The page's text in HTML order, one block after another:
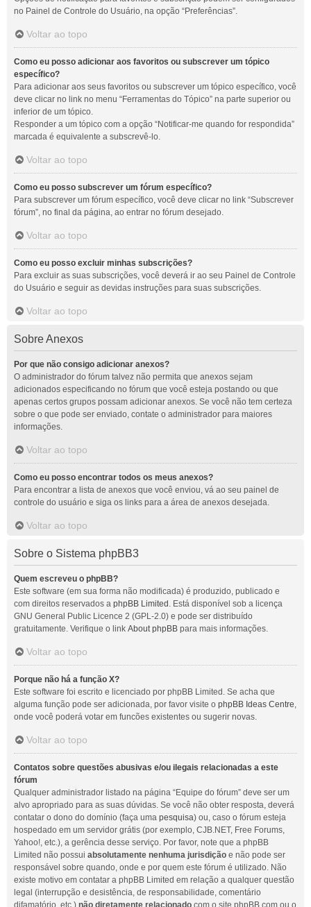
no Painel de Controle do Usuário, na opção “Preferências”.
Voltar ao topo
Como eu posso adicionar aos favoritos ou subscrever um tópico
específico?
Para adicionar aos seus favoritos ou subscrever um tópico específico, você
deve clicar no link no menu “Ferramentas do Tópico” na parte superior ou
inferior de um tópico.
Responder a um tópico com a opção “Notificar-me quando for respondida”
marcada é equivalente a subscrevê-lo.
Voltar ao topo
Como eu posso subscrever um fórum específico?
Para subscrever um fórum específico, você deve clicar no link “Subscrever
fórum”, no final da página, ao entrar no fórum desejado.
Voltar ao topo
Como eu posso excluir minhas subscrições?
Para excluir as suas subscrições, você deverá ir ao seu Painel de Controle
do Usuário e seguir as devidas instruções para suas subscrições.
Voltar ao topo
Sobre Anexos
Por que não consigo adicionar anexos?
O administrador do fórum talvez não permita que anexos sejam
adicionados especificando no fórum que você esteja postando ou que
apenas certos grupos possam adicionar anexos. Se você não tem certeza
sobre o que pode ser enviado, contate o administrador para maiores
informações.
Voltar ao topo
Como eu posso encontrar todos os meus anexos?
Para encontrar a lista de anexos que você enviou, vá ao seu painel de
controle do usuário e siga os links para a área de anexos desejada.
Voltar ao topo
Sobre o Sistema phpBB3
Quem escreveu o phpBB?
Este software (em sua forma não modificada) é produzido, publicado e
com direitos reservados a phpBB Limited . Está disponível sob a licença
GNU General Public Licence 2 (GPL-2.0) e pode ser distribuído
gratuitamente. Verifique o link About phpBB para mais informações.
Voltar ao topo
Porque não há a função X?
Este software foi escrito e licenciado por phpBB Limited. Se acha que
alguma função pode ser adicionada, por favor visite o phpBB Ideas Centre,
onde você poderá votar em funcões existentes ou sugerir novas.
Voltar ao topo
Contatos sobre questões abusivas e/ou ilegais relacionadas a este
fórum
Qualquer administrador listado na página “Equipe do fórum” deve ser um
alvo apropriado para as suas dúvidas. Se você não obter resposta, deverá
contatar o dono do domínio (faça uma pesquisa) ou, caso o fórum esteja
hospedado em um servidor grátis (por exemplo, CJB.NET, Free Forums,
Yahoo!, etc.), a gerência desse serviço. Por favor, note que a phpBB
Limited não possui absolutamente nenhuma jurisdição e não pode ser
responsável sobre quando, onde e por quem este fórum é utilizado. Não
existe motivo em contatar a phpBB Limited em relação a qualquer questão
legal (interrupção e desistência, de responsabilidade, comentário
difamatório, etc.) não diretamente relacionado com o site phpBB.com ou o